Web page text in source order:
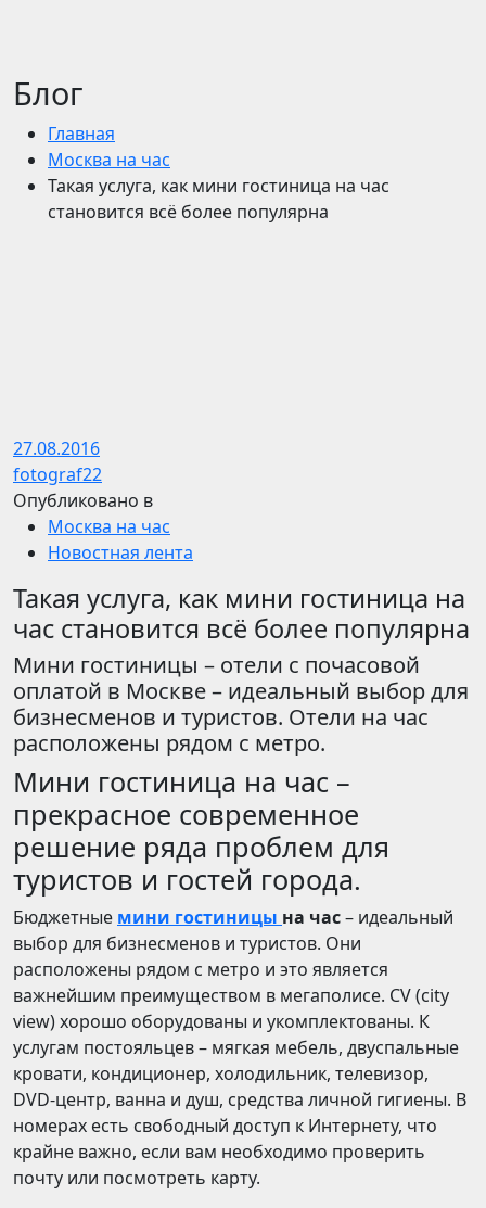
Блог
Главная
Москва на час
Такая услуга, как мини гостиница на час
становится всё более популярна
27.08.2016
fotograf22
Опубликовано в
Москва на час
Новостная лента
Такая услуга, как мини гостиница на
час становится всё более популярна
Мини гостиницы – отели с почасовой
оплатой в Москве – идеальный выбор для
бизнесменов и туристов. Отели на час
расположены рядом с метро.
Мини гостиница на час –
прекрасное современное
решение ряда проблем для
туристов и гостей города.
Бюджетные мини гостиницы на час– идеальный
выбор для бизнесменов и туристов. Они
расположены рядом с метро и это является
важнейшим преимуществом в мегаполисе. CV (city
view) хорошо оборудованы и укомплектованы. К
услугам постояльцев – мягкая мебель, двуспальные
кровати, кондиционер, холодильник, телевизор,
DVD-центр, ванна и душ, средства личной гигиены. В
номерах есть свободный доступ к Интернету, что
крайне важно, если вам необходимо проверить
почту или посмотреть карту.